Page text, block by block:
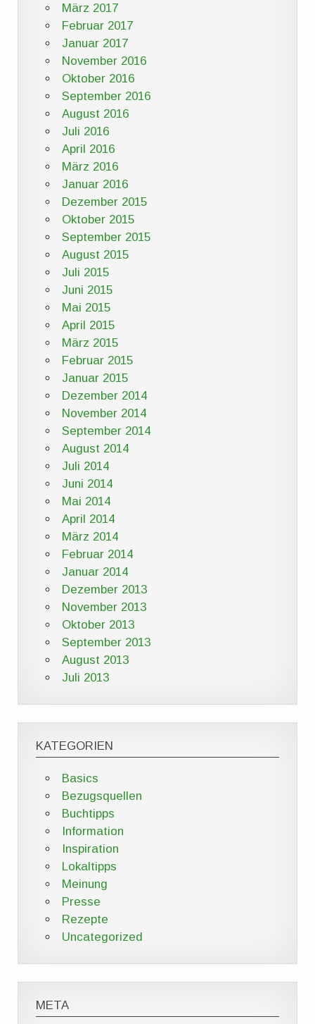
März 2017
Februar 2017
Januar 2017
November 2016
Oktober 2016
September 2016
August 2016
Juli 2016
April 2016
März 2016
Januar 2016
Dezember 2015
Oktober 2015
September 2015
August 2015
Juli 2015
Juni 2015
Mai 2015
April 2015
März 2015
Februar 2015
Januar 2015
Dezember 2014
November 2014
September 2014
August 2014
Juli 2014
Juni 2014
Mai 2014
April 2014
März 2014
Februar 2014
Januar 2014
Dezember 2013
November 2013
Oktober 2013
September 2013
August 2013
Juli 2013
KATEGORIEN
Basics
Bezugsquellen
Buchtipps
Information
Inspiration
Lokaltipps
Meinung
Presse
Rezepte
Uncategorized
META